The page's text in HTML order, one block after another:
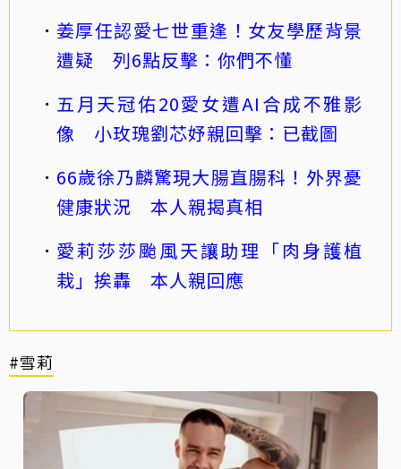
姜厚任認愛七世重逢！女友學歷背景
遭疑 列6點反擊：你們不懂
五月天冠佑20愛女遭AI合成不雅影
像 小玫瑰劉芯妤親回擊：已截圖
66歲徐乃麟驚現大腸直腸科！外界憂
健康狀況 本人親揭真相
愛莉莎莎颱風天讓助理「肉身護植
栽」挨轟 本人親回應
#雪莉